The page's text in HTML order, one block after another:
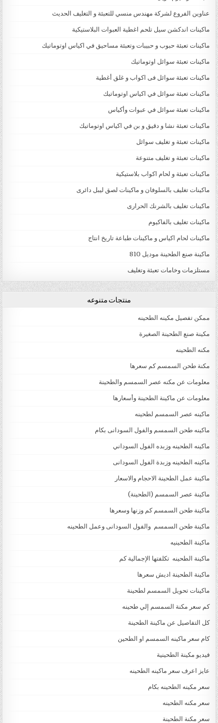
عناوين الفروع لشركة مهندس منسي للتعبئة و التغليف الحديث
ماكينات اندكشن سيل تلحم اغطية العبوات البلاستيكية
ماكينات تعبئة حبوب و حبيبات وتعبئة مساحيق في اكياس اوتوماتيك
ماكينات تعبئة سوائل اوتوماتيك
ماكينات تعبئة سوائل فى اكواب و غلق أغطية
ماكينات تعبئة سوائل في اكياس اوتوماتيك
ماكينات تعبئة سوائل في عبوات وأكياس
ماكينات تعبئة نشا و دقيق و بن في اكياس اوتوماتيك
ماكينات تعبئة و تغليف سوائل
ماكينات تعبئة و تغليف متنوعة
ماكينات تعبئة و لحام اكواب بلاستيكية
ماكينات تغليف بالسلوفان و ماكينات لصق ليبل دائرى
ماكينات تغليف بالشرنك الحرارى
ماكينات تغليف بالفاكيوم
ماكينات لحام اكياس و ماكينات طباعة تاريخ انتاج
ماكينة صنع الطحينة موديل 810
مستلزمات وخامات تعبئة وتغليف
منتجات متنوعه
ممكن تفصيل مكينه الطحينه
مكينة صنع الطحينة الصغيرة
مكنه الطحينه
مكنة طحن السمسم كم سعرها
معلومات عن مكنه عصر السمسم والطحينة
معلومات عن ماكينة الطحينة وأسعارها
ماكينه عصر السمسم لطحينه
ماكينه طحن السمسم والفول السودانى بكام
ماكينه الطحينه وزبده الفول السوداني
ماكينه الطحينه وزبدة الفول السودانى
ماكينة عمل الطحينة الاحجام والاسعار
ماكينة عصر السمسم (الطحينة)
ماكينة طحن السمسم كم وزنها وسعرها
ماكينة طحن السمسم والفول السودانى وعمل الطحينه
ماكينة الطحينيه
ماكينة الطحينه تكلفتها الإجمالية كم
ماكينة الطحينة اديش سعرها
ماكينات تحويل السمسم لطحينة
كم سعر مكنة السمسم إلي طحينه
كل التفاصيل عن ماكينة الطحينة
كام سعر ماكينه السمسم او الطحين
فيديو مكينة الطحينية
عايز اعرف سعر ماكينه الطحينه
سعر مكينه الطحينه بكام
سعر مكنه الطحينه
سعر مكنة الطحينة